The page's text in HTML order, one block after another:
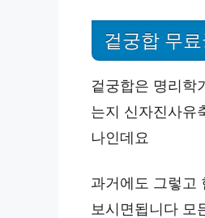
겉궁합 무료
겉궁합은 명리학
는지 신자진사유
나인데요
과거에도 그렇고
보시면됩니다 모